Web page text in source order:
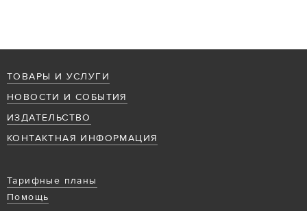
ТОВАРЫ И УСЛУГИ
НОВОСТИ И СОБЫТИЯ
ИЗДАТЕЛЬСТВО
КОНТАКТНАЯ ИНФОРМАЦИЯ
Тарифные планы
Помощь